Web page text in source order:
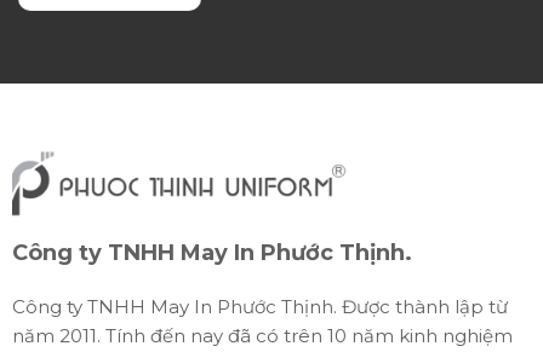
Công ty TNHH May In Phước Thịnh.
Công ty TNHH May In Phước Thịnh. Được thành lập từ
năm 2011. Tính đến nay đã có trên 10 năm kinh nghiệm